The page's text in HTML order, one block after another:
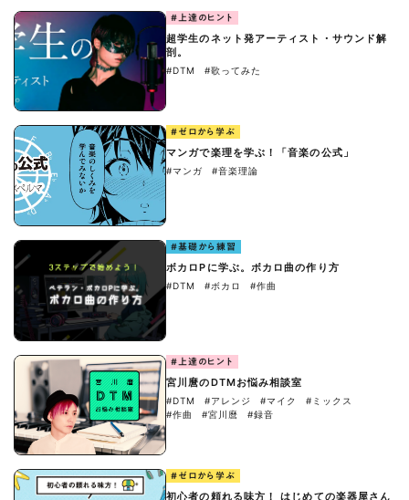
#上達のヒント
超学生のネット発アーティスト・サウンド解
剖。
#DTM #歌ってみた
#ゼロから学ぶ
マンガで楽理を学ぶ！「音楽の公式」
#マンガ #音楽理論
#基礎から練習
ボカロPに学ぶ。ボカロ曲の作り方
#DTM #ボカロ #作曲
#上達のヒント
宮川麿のDTMお悩み相談室
#DTM #アレンジ #マイク
#ミックス
#作曲
#宮川麿 #録音
#ゼロから学ぶ
初心者の頼れる味方！ はじめての楽器屋さん